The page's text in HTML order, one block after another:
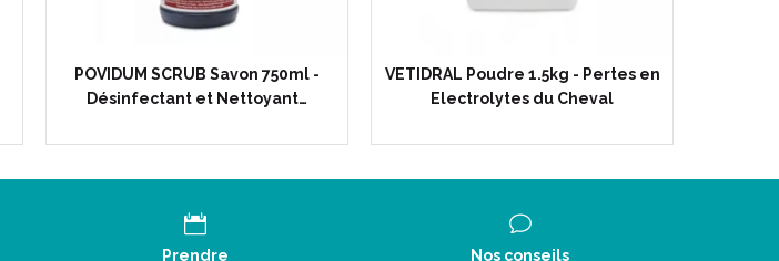
POVIDUM SCRUB Savon 750ml -
Désinfectant et Nettoyant…
VETIDRAL Poudre 1.5kg - Pertes en
Electrolytes du Cheval
Prendre
Nos conseils